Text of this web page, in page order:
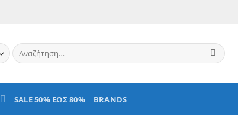
Αναζήτηση
για:
SALE 50% ΕΩΣ 80% BRANDS